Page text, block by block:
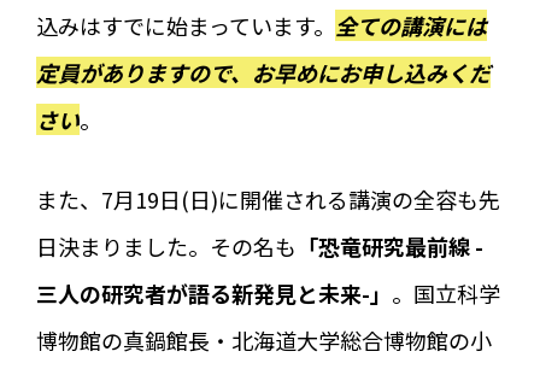
込みはすでに始まっています。 全ての講演には
定員がありますので、お早めにお申し込みくだ
さい。
また、7月19日(日)に開催される講演の全容も先
日決まりました。その名も 「恐竜研究最前線 -
三人の研究者が語る新発見と未来-」 。国立科学
博物館の真鍋館長・北海道大学総合博物館の小